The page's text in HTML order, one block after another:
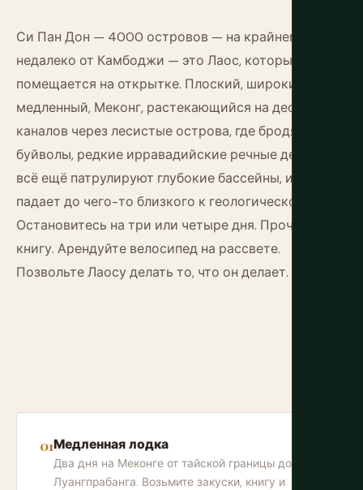
Си Пан Дон — 4000 островов — на крайнем юге
недалеко от Камбоджи — это Лаос, который не
помещается на открытке. Плоский, широкий,
медленный, Меконг, растекающийся на десятки
каналов через лесистые острова, где бродят
буйволы, редкие ирравадийские речные дельфины
всё ещё патрулируют глубокие бассейны, и темп
падает до чего-то близкого к геологическому.
Остановитесь на три или четыре дня. Прочитайте
книгу. Арендуйте велосипед на рассвете.
Позвольте Лаосу делать то, что он делает.
Медленная лодка
Два дня на Меконге от тайской границы до
Луангпрабанга. Возьмите закуски, книгу и